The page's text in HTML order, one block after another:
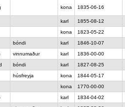
kona 1835-06-16
karl
1855-08-12
kona
1823-05-22
bóndi karl
1846-10-07
vinnumaður karl
1836-00-00
bóndi karl
1827-08-25
húsfreyja kona
1844-05-17
kona
1770-00-00
karl
1834-04-02